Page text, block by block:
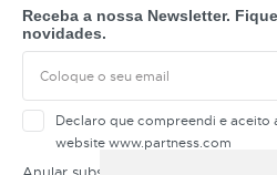
Receba a nossa Newsletter.
novidades.
Declaro que compreendi e aceito
website www.partness.com